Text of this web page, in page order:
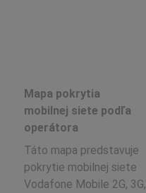
Mapa pokrytia
mobilnej siete podľa
operátora
Táto mapa predstavuje
pokrytie mobilnej siete
Vodafone Mobile 2G, 3G,